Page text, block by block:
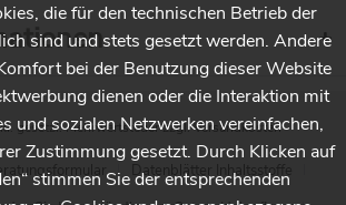
gesetzl. Mehrwertsteuer zzgl.Versandkosten
Datenblätter Inhaltsstoffe
die für den technischen Betrieb der
sind und stets gesetzt werden. Andere
bei der Benutzung dieser Website
dienen oder die Interaktion mit
und sozialen Netzwerken vereinfachen,
Zustimmung gesetzt. Durch Klicken auf
stimmen Sie der entsprechenden